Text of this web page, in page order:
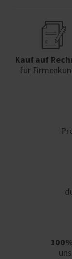
Kauf auf
für